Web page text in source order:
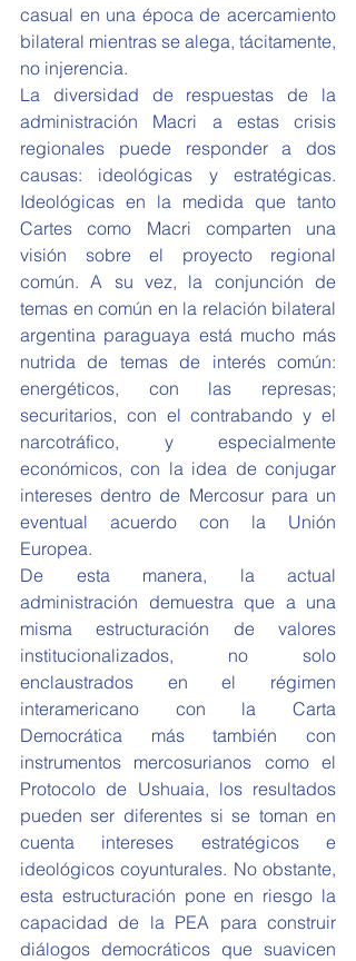
casual en una época de acercamiento
bilateral mientras se alega, tácitamente,
no injerencia.
La diversidad de respuestas de la
administración Macri a estas crisis
regionales puede responder a dos
causas: ideológicas y estratégicas.
Ideológicas en la medida que tanto
Cartes como Macri comparten una
visión sobre el proyecto regional
común. A su vez, la conjunción de
temas en común en la relación bilateral
argentina paraguaya está mucho más
nutrida de temas de interés común:
energéticos, con las represas;
securitarios, con el contrabando y el
narcotráfico, y especialmente
económicos, con la idea de conjugar
intereses dentro de Mercosur para un
eventual acuerdo con la Unión
Europea.
De esta manera, la actual
administración demuestra que a una
misma estructuración de valores
institucionalizados, no solo
enclaustrados en el régimen
interamericano con la Carta
Democrática más también con
instrumentos mercosurianos como el
Protocolo de Ushuaia, los resultados
pueden ser diferentes si se toman en
cuenta intereses estratégicos e
ideológicos coyunturales. No obstante,
esta estructuración pone en riesgo la
capacidad de la PEA para construir
diálogos democráticos que suavicen